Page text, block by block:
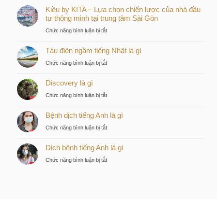
Kiều by KITA – Lựa chọn chiến lược của nhà đầu
tư thông minh tại trung tâm Sài Gòn
Chức năng bình luận bị tắtở
by
chiến
của
nhà
tư
Tàu điện ngầm tiếng Nhật là gì
Chức năng bình luận bị tắtở
gì
Discovery là gì
Chức năng bình luận bị tắtở
là
Bệnh dịch tiếng Anh là gì
Chức năng bình luận bị tắtở
dịch
Dịch bệnh tiếng Anh là gì
Chức năng bình luận bị tắtở